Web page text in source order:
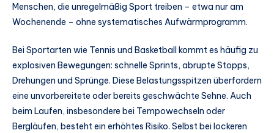
Menschen, die unregelmäßig Sport treiben – etwa nur am
Wochenende – ohne systematisches Aufwärmprogramm.
Bei Sportarten wie Tennis und Basketball kommt es häufig zu
explosiven Bewegungen: schnelle Sprints, abrupte Stopps,
Drehungen und Sprünge. Diese Belastungsspitzen überfordern
eine unvorbereitete oder bereits geschwächte Sehne. Auch
beim Laufen, insbesondere bei Tempowechseln oder
Bergläufen, besteht ein erhöhtes Risiko. Selbst bei lockeren